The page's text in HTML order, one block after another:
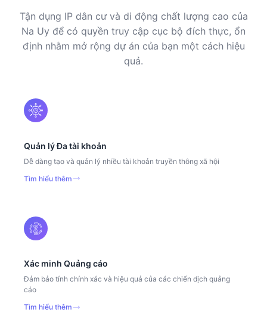
Tận dụng IP dân cư và di động chất lượng cao của
Na Uy để có quyền truy cập cục bộ đích thực, ổn
định nhằm mở rộng dự án của bạn một cách hiệu
quả.
Quản lý Đa tài khoản
Dễ dàng tạo và quản lý nhiều tài khoản truyền thông xã hội
Tìm hiểu thêm
Xác minh Quảng cáo
Đảm bảo tính chính xác và hiệu quả của các chiến dịch quảng
cáo
Tìm hiểu thêm